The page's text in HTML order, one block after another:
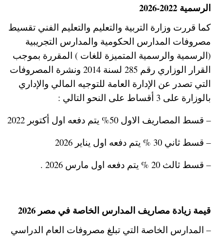
الرسمية 2022-2026
كما قررت وزارة التربية والتعليم والتعليم الفني تقسيط
مصروفات المدارس الحكومية والمدارس التجريبية
(الرسمية والرسمية المتميزة للغات ) المقررة بموجب
القرار الوزاري رقم 285 لسنة 2014 ونشرة المصروفات
التي تصدر عن الإدارة العامة للتوجيه المالي والإداري
بالوزارة على 3 أقساط على النحو التالي :
– قسط المصاريف الاول 50% يتم دفعه اول أكتوبر 2022
– قسط ثاني 30 % يتم دفعه اول يناير 2026
– قسط ثالث 20 % يتم دفعه اول مارس 2026 .
قيمة زيادة مصاريف المدارس الخاصة في مصر 2026
– المدارس الخاصة التي تبلغ مصروفات العام الدراسي